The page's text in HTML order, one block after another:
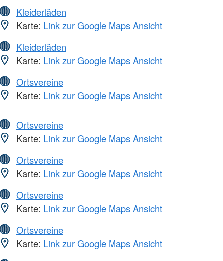
Kleiderläden
Karte: Link zur Google Maps Ansicht
Kleiderläden
Karte: Link zur Google Maps Ansicht
Ortsvereine
Karte: Link zur Google Maps Ansicht
Ortsvereine
Karte: Link zur Google Maps Ansicht
Ortsvereine
Karte: Link zur Google Maps Ansicht
Ortsvereine
Karte: Link zur Google Maps Ansicht
Ortsvereine
Karte: Link zur Google Maps Ansicht